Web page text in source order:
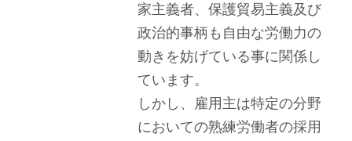
家主義者、保護貿易主義及び
政治的事柄も自由な労働力の
動きを妨げている事に関係し
ています。
しかし、雇用主は特定の分野
においての熟練労働者の採用